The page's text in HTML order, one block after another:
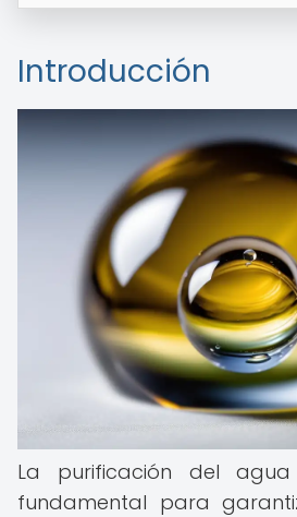
Introducción
La purificación del
fundamental para